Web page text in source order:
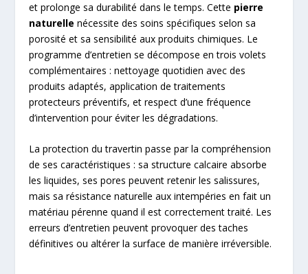
et prolonge sa durabilité dans le temps. Cette pierre
naturelle nécessite des soins spécifiques selon sa
porosité et sa sensibilité aux produits chimiques. Le
programme d’entretien se décompose en trois volets
complémentaires : nettoyage quotidien avec des
produits adaptés, application de traitements
protecteurs préventifs, et respect d’une fréquence
d’intervention pour éviter les dégradations.
La protection du travertin passe par la compréhension
de ses caractéristiques : sa structure calcaire absorbe
les liquides, ses pores peuvent retenir les salissures,
mais sa résistance naturelle aux intempéries en fait un
matériau pérenne quand il est correctement traité. Les
erreurs d’entretien peuvent provoquer des taches
définitives ou altérer la surface de manière irréversible.